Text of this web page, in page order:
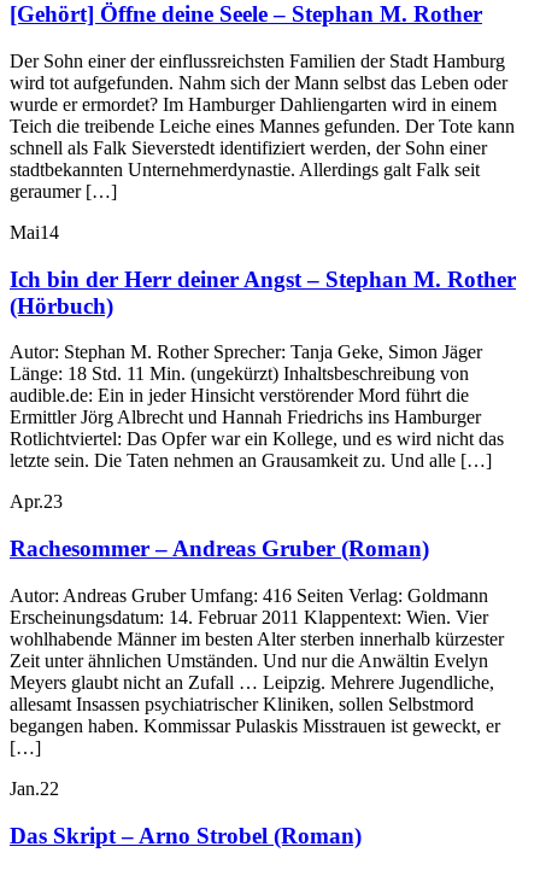
[Gehört] Öffne deine Seele – Stephan M. Rother
Der Sohn einer der einflussreichsten Familien der Stadt Hamburg
wird tot aufgefunden. Nahm sich der Mann selbst das Leben oder
wurde er ermordet? Im Hamburger Dahliengarten wird in einem
Teich die treibende Leiche eines Mannes gefunden. Der Tote kann
schnell als Falk Sieverstedt identifiziert werden, der Sohn einer
stadtbekannten Unternehmerdynastie. Allerdings galt Falk seit
geraumer […]
Mai14
Ich bin der Herr deiner Angst – Stephan M. Rother
(Hörbuch)
Autor: Stephan M. Rother Sprecher: Tanja Geke, Simon Jäger
Länge: 18 Std. 11 Min. (ungekürzt) Inhaltsbeschreibung von
audible.de: Ein in jeder Hinsicht verstörender Mord führt die
Ermittler Jörg Albrecht und Hannah Friedrichs ins Hamburger
Rotlichtviertel: Das Opfer war ein Kollege, und es wird nicht das
letzte sein. Die Taten nehmen an Grausamkeit zu. Und alle […]
Apr.23
Rachesommer – Andreas Gruber (Roman)
Autor: Andreas Gruber Umfang: 416 Seiten Verlag: Goldmann
Erscheinungsdatum: 14. Februar 2011 Klappentext: Wien. Vier
wohlhabende Männer im besten Alter sterben innerhalb kürzester
Zeit unter ähnlichen Umständen. Und nur die Anwältin Evelyn
Meyers glaubt nicht an Zufall … Leipzig. Mehrere Jugendliche,
allesamt Insassen psychiatrischer Kliniken, sollen Selbstmord
begangen haben. Kommissar Pulaskis Misstrauen ist geweckt, er
[…]
Jan.22
Das Skript – Arno Strobel (Roman)